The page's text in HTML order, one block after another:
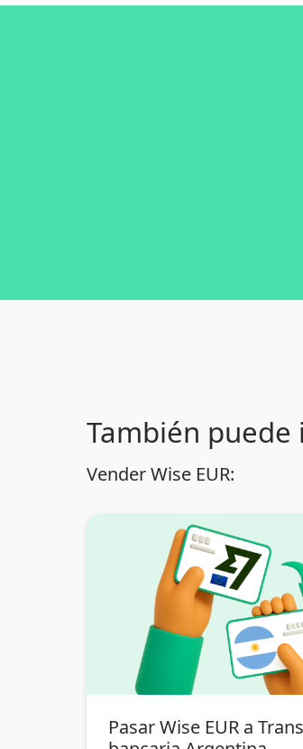
También
Vender Wise EUR:
Pasar Wise EUR a